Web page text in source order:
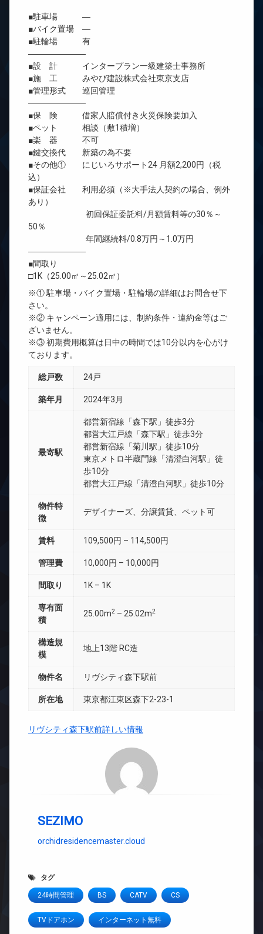
■駐車場 ―
■バイク置場 ―
■駐輪場 有
―――――――
■設 計 インタープラン一級建築士事務所
■施 工 みやび建設株式会社東京支店
■管理形式 巡回管理
―――――――
■保 険 借家人賠償付き火災保険要加入
■ペット 相談（敷1積増）
■楽 器 不可
■鍵交換代 新築の為不要
■その他① にじいろサポート24 月額2,200円（税
込）
■保証会社 利用必須（※大手法人契約の場合、例外
あり）
初回保証委託料/月額賃料等の30％～
50％
年間継続料/0.8万円～1.0万円
―――――――
■間取り
□1K（25.00㎡～25.02㎡）
※① 駐車場・バイク置場・駐輪場の詳細はお問合せ下
さい。
※② キャンペーン適用には、制約条件・違約金等はご
ざいません。
※③ 初期費用概算は日中の時間では10分以内を心がけ
ております。
総戸数 24戸
築年月 2024年3月
最寄駅
都営新宿線「森下駅」徒歩3分
都営大江戸線「森下駅」徒歩3分
都営新宿線「菊川駅」徒歩10分
東京メトロ半蔵門線「清澄白河駅」徒
歩10分
都営大江戸線「清澄白河駅」徒歩10分
物件特
徴
デザイナーズ、分譲賃貸、ペット可
賃料 109,500円 – 114,500円
管理費 10,000円 – 10,000円
間取り 1K – 1K
専有面
積
25.00m2 – 25.02m2
構造規
模
地上13階 RC造
物件名 リヴシティ森下駅前
所在地 東京都江東区森下2-23-1
リヴシティ森下駅前詳しい情報
SEZIMO
orchidresidencemaster.cloud
タグ
24時間管理 BS CATV CS
TVドアホン インターネット無料